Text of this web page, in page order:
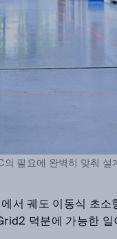
필요에 완벽히 맞춰 설
서 궤도 이동식 초
덕분에 가능한